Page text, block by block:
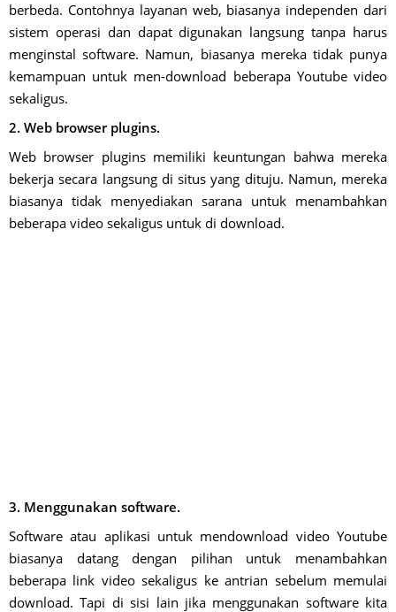
berbeda. Contohnya layanan web, biasanya independen dari
sistem operasi dan dapat digunakan langsung tanpa harus
menginstal software. Namun, biasanya mereka tidak punya
kemampuan untuk men-download beberapa Youtube video
sekaligus.
2. Web browser plugins.
Web browser plugins memiliki keuntungan bahwa mereka
bekerja secara langsung di situs yang dituju. Namun, mereka
biasanya tidak menyediakan sarana untuk menambahkan
beberapa video sekaligus untuk di download.
3. Menggunakan software.
Software atau aplikasi untuk mendownload video Youtube
biasanya datang dengan pilihan untuk menambahkan
beberapa link video sekaligus ke antrian sebelum memulai
download. Tapi di sisi lain jika menggunakan software kita